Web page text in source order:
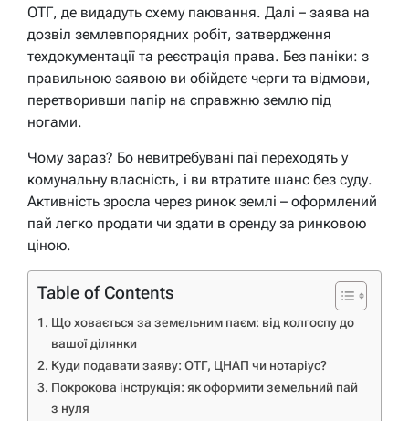
ОТГ, де видадуть схему паювання. Далі – заява на
дозвіл землевпорядних робіт, затвердження
техдокументації та реєстрація права. Без паніки: з
правильною заявою ви обійдете черги та відмови,
перетворивши папір на справжню землю під
ногами.
Чому зараз? Бо невитребувані паї переходять у
комунальну власність, і ви втратите шанс без суду.
Активність зросла через ринок землі – оформлений
пай легко продати чи здати в оренду за ринковою
ціною.
Table of Contents
Що ховається за земельним паєм: від колгоспу до
вашої ділянки
Куди подавати заяву: ОТГ, ЦНАП чи нотаріус?
Покрокова інструкція: як оформити земельний пай
з нуля